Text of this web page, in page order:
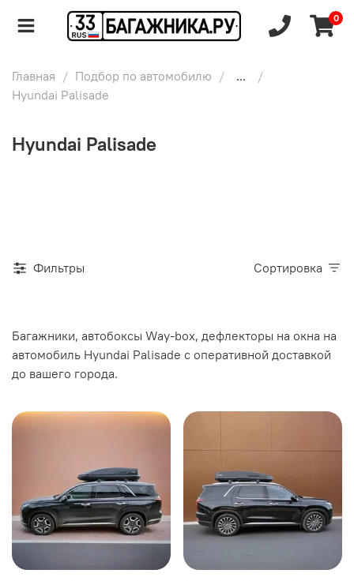
0
Главная Подбор по автомобилю
...
Hyundai Palisade
Hyundai Palisade
Фильтры Сортировка
Багажники, автобоксы Way-box, дефлекторы на окна на
автомобиль Hyundai Palisade с оперативной доставкой
до вашего города.